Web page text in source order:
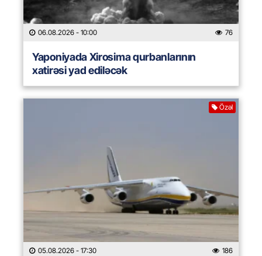
06.08.2026 - 10:00 76
Yaponiyada Xirosima qurbanlarının
xatirəsi yad ediləcək
Özəl
05.08.2026 - 17:30 186